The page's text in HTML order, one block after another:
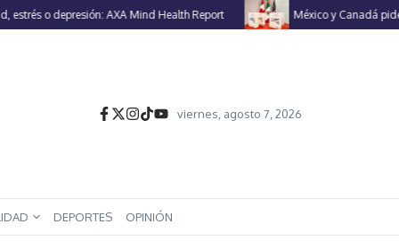
o depresión: AXA Mind Health Report México y Canadá piden
viernes, agosto 7, 2026
DEPORTES OPINIÓN